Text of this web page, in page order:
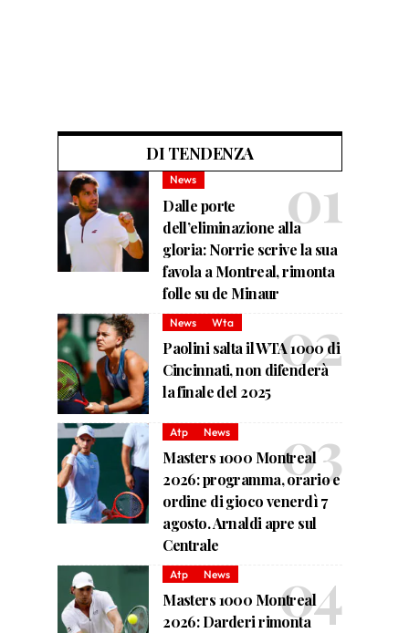
DI TENDENZA
News
Dalle porte
dell’eliminazione alla
gloria: Norrie scrive la sua
favola a Montreal, rimonta
folle su de Minaur
News Wta
Paolini salta il WTA 1000 di
Cincinnati, non difenderà
la finale del 2025
Atp News
Masters 1000 Montreal
2026: programma, orario e
ordine di gioco venerdì 7
agosto. Arnaldi apre sul
Centrale
Atp News
Masters 1000 Montreal
2026: Darderi rimonta